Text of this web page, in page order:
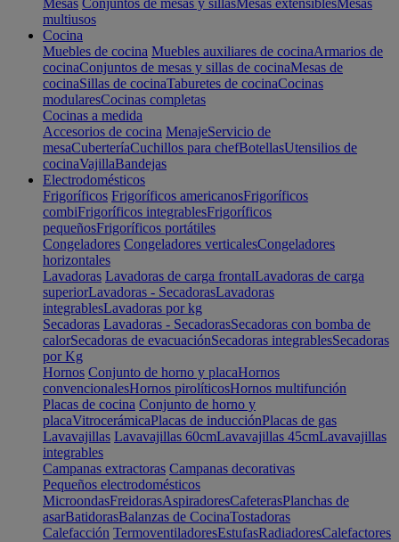
Mesas Conjuntos de mesas y sillasMesas extensiblesMesas
multiusos
Cocina
Muebles de cocina Muebles auxiliares de cocinaArmarios de
cocinaConjuntos de mesas y sillas de cocinaMesas de
cocinaSillas de cocinaTaburetes de cocinaCocinas
modularesCocinas completas
Cocinas a medida
Accesorios de cocina MenajeServicio de
mesaCuberteríaCuchillos para chefBotellasUtensilios de
cocinaVajillaBandejas
Electrodomésticos
Frigoríficos Frigoríficos americanosFrigoríficos
combiFrigoríficos integrablesFrigoríficos
pequeñosFrigoríficos portátiles
Congeladores Congeladores verticalesCongeladores
horizontales
Lavadoras Lavadoras de carga frontalLavadoras de carga
superiorLavadoras - SecadorasLavadoras
integrablesLavadoras por kg
Secadoras Lavadoras - SecadorasSecadoras con bomba de
calorSecadoras de evacuaciónSecadoras integrablesSecadoras
por Kg
Hornos Conjunto de horno y placaHornos
convencionalesHornos pirolíticosHornos multifunción
Placas de cocina Conjunto de horno y
placaVitrocerámicaPlacas de inducciónPlacas de gas
Lavavajillas Lavavajillas 60cmLavavajillas 45cmLavavajillas
integrables
Campanas extractoras Campanas decorativas
Pequeños electrodomésticos
MicroondasFreidorasAspiradoresCafeterasPlanchas de
asarBatidorasBalanzas de CocinaTostadoras
Calefacción TermoventiladoresEstufasRadiadoresCalefactores